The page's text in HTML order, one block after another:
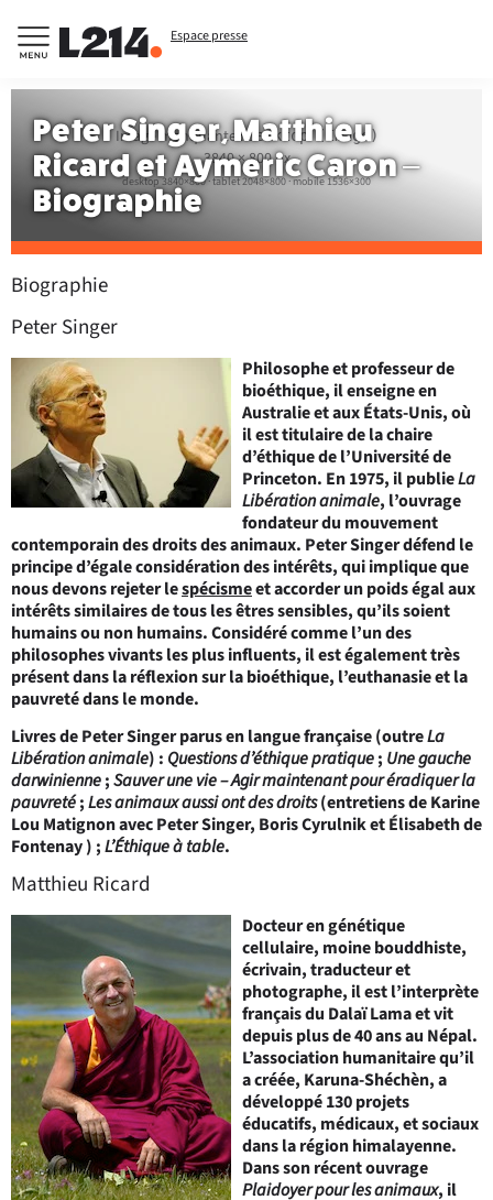
Espace presse
Image manquante :desktop (Image)
3840 × 800 px
desktop 3840×800 · tablet 2048×800 · mobile 1536×300
Peter Singer, Matthieu
Ricard et Aymeric Caron –
Biographie
Biographie
Peter Singer
Philosophe et professeur de
bioéthique, il enseigne en
Australie et aux États-Unis, où
il est titulaire de la chaire
d’éthique de l’Université de
Princeton. En 1975, il publieLa
Libération animale, l’ouvrage
fondateur du mouvement
contemporain des droits des animaux. Peter Singer défend le
principe d’égale considération des intérêts, qui implique que
nous devons rejeter lespécismeet accorder un poids égal aux
intérêts similaires de tous les êtres sensibles, qu’ils soient
humains ou non humains. Considéré comme l’un des
philosophes vivants les plus influents, il est également très
présent dans la réflexion sur la bioéthique, l’euthanasie et la
pauvreté dans le monde.
Livres de Peter Singer parus en langue française (outreLa
Libération animale) : Questions d’éthique pratique; Une gauche
darwinienne;Sauver une vie – Agir maintenant pour éradiquer la
pauvreté;Les animaux aussi ont des droits(entretiens de Karine
Lou Matignon avec Peter Singer, Boris Cyrulnik et Élisabeth de
Fontenay ) ;L’Éthique à table.
Matthieu Ricard
Docteur en génétique
cellulaire, moine bouddhiste,
écrivain, traducteur et
photographe, il est l’interprète
français du Dalaï Lama et vit
depuis plus de 40 ans au Népal.
L’association humanitaire qu’il
a créée, Karuna-Shéchèn, a
développé 130 projets
éducatifs, médicaux, et sociaux
dans la région himalayenne.
Dans son récent ouvrage
Plaidoyer pour les animaux, il